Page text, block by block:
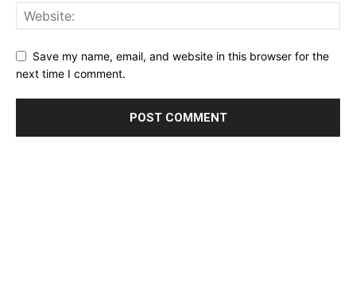
Save my name, email, and website in this browser for the
next time I comment.